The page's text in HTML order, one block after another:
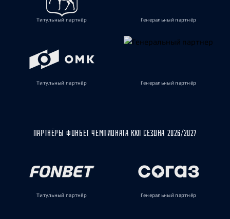
Титульный партнёр Генеральный партнёр
Титульный партнёр Генеральный партнёр
ПАРТНЁРЫ ФОНБЕТ ЧЕМПИОНАТА КХЛ СЕЗОНА 2026/2027
Титульный партнёр Генеральный партнёр